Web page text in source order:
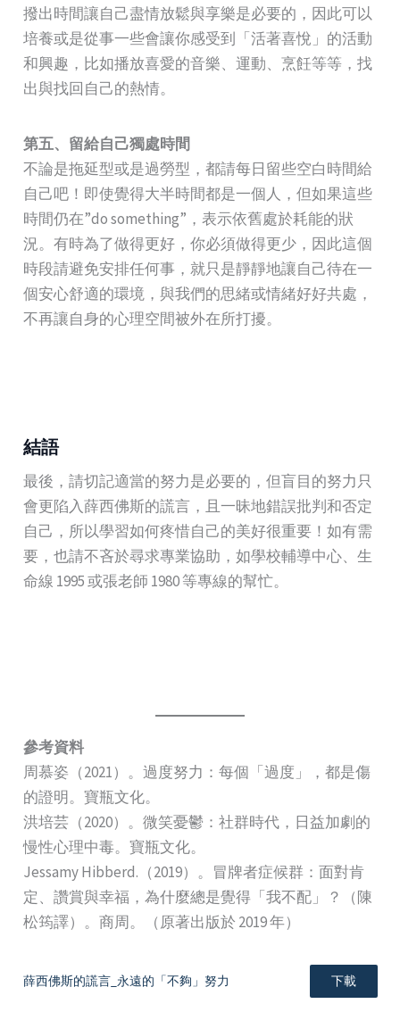
撥出時間讓自己盡情放鬆與享樂是必要的，因此可以
培養或是從事一些會讓你感受到「活著喜悅」的活動
和興趣，比如播放喜愛的音樂、運動、烹飪等等，找
出與找回自己的熱情。
第五、留給自己獨處時間
不論是拖延型或是過勞型，都請每日留些空白時間給
自己吧！即使覺得大半時間都是一個人，但如果這些
時間仍在”do something”，表示依舊處於耗能的狀
況。有時為了做得更好，你必須做得更少，因此這個
時段請避免安排任何事，就只是靜靜地讓自己待在一
個安心舒適的環境，與我們的思緒或情緒好好共處，
不再讓自身的心理空間被外在所打擾。
結語
最後，請切記適當的努力是必要的，但盲目的努力只
會更陷入薛西佛斯的謊言，且一昧地錯誤批判和否定
自己，所以學習如何疼惜自己的美好很重要！如有需
要，也請不吝於尋求專業協助，如學校輔導中心、生
命線 1995 或張老師 1980 等專線的幫忙。
參考資料
周慕姿（2021）。過度努力：每個「過度」，都是傷
的證明。寶瓶文化。
洪培芸（2020）。微笑憂鬱：社群時代，日益加劇的
慢性心理中毒。寶瓶文化。
Jessamy Hibberd.（2019）。冒牌者症候群：面對肯
定、讚賞與幸福，為什麼總是覺得「我不配」？（陳
松筠譯）。商周。（原著出版於 2019 年）
薛西佛斯的謊言_永遠的「不夠」努力 下載